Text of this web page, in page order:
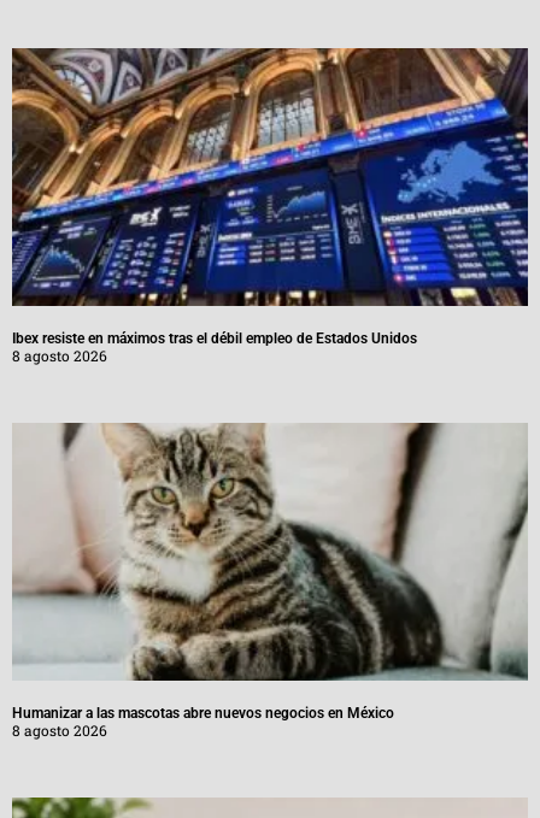
Ibex resiste en máximos tras el débil empleo de Estados Unidos
8 agosto 2026
Humanizar a las mascotas abre nuevos negocios en México
8 agosto 2026